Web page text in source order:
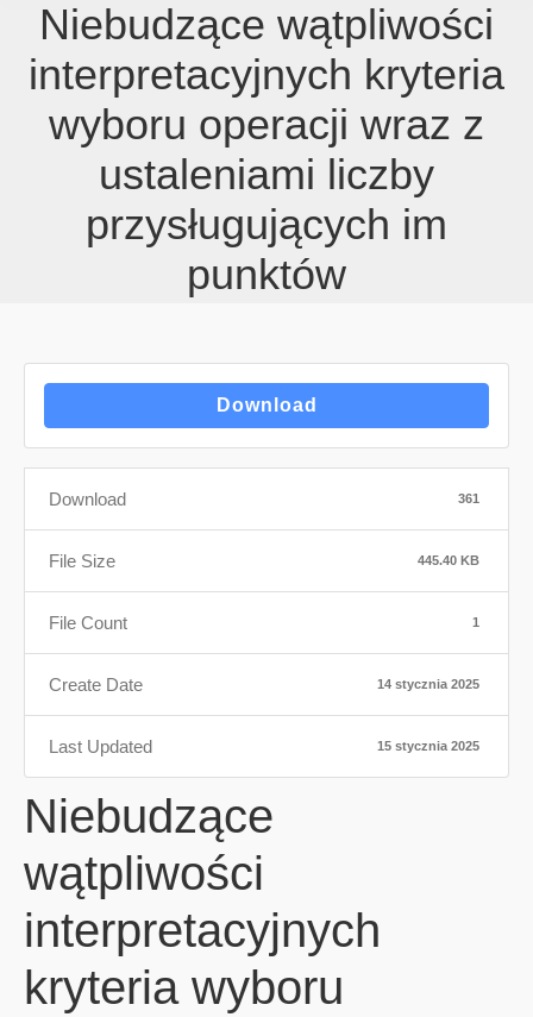
Niebudzące wątpliwości
interpretacyjnych kryteria
wyboru operacji wraz z
ustaleniami liczby
przysługujących im
punktów
Download
Download 361
File Size 445.40 KB
File Count 1
Create Date 14 stycznia 2025
Last Updated 15 stycznia 2025
Niebudzące
wątpliwości
interpretacyjnych
kryteria wyboru